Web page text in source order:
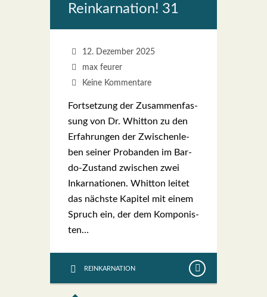
Reinkar­na­ti­on! 31
12. Dezember 2025
max feurer
Keine Kommentare
Fort­set­zung der Zusam­men­fas­
sung von Dr. Whit­ton zu den
Erfah­run­gen der Zwi­schen­le­
ben sei­ner Pro­ban­den im Bar­­
do-Zustand zwi­schen zwei
Inkar­na­tio­nen. Whit­ton lei­tet
das nächs­te Kapi­tel mit einem
Spruch ein, der dem Kom­po­nis­
ten…
REINKARNATION